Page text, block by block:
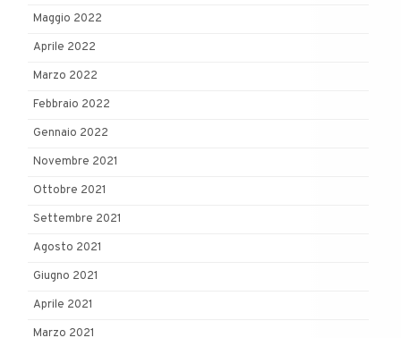
Maggio 2022
Aprile 2022
Marzo 2022
Febbraio 2022
Gennaio 2022
Novembre 2021
Ottobre 2021
Settembre 2021
Agosto 2021
Giugno 2021
Aprile 2021
Marzo 2021